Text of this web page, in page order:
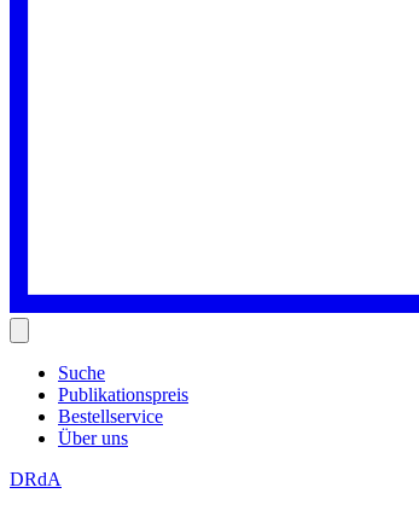
Suche
Publikationspreis
Bestellservice
Über uns
DRdA